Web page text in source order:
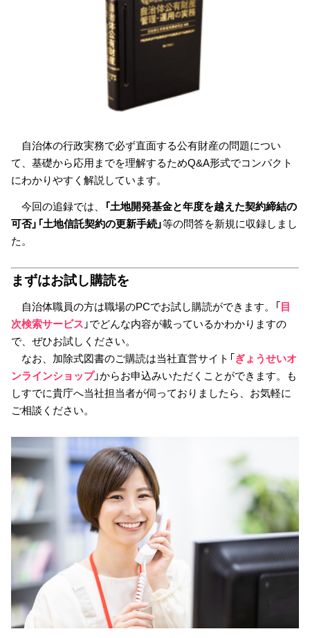
自治体の行政実務で必ず直面する公有財産の問題につい
て、基礎から応用までを理解するためQ&A形式でコンパクト
にわかりやすく解説しています。
今回の追録では、
「土地開発基金と年度を越えた契約締結の
可否」「土地信託契約の更新手続」等の問答を新規に収録しまし
た。
まずはお試し購読を
自治体職員の方は職場のPCでお試し購読ができます。「目
次検索サービス 」でどんな内容が載っているかわかりますの
で、ぜひお試しください。
なお、加除式図書のご購読は当社直営サイト「ぎょうせいオ
ンラインショップ」からお申込みいただくことができます。も
しすでに貴庁へ当社担当者が伺っておりましたら、お気軽に
ご相談ください。